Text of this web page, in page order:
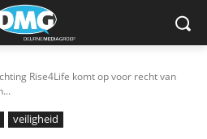
Rise4Life komt op voor recht van
veiligheid